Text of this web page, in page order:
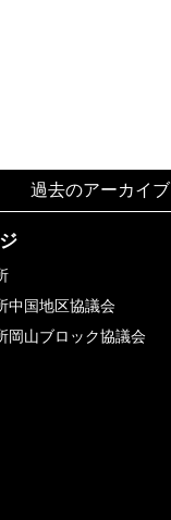
過去のアーカイブ
国地区協議会
山ブロック協議会